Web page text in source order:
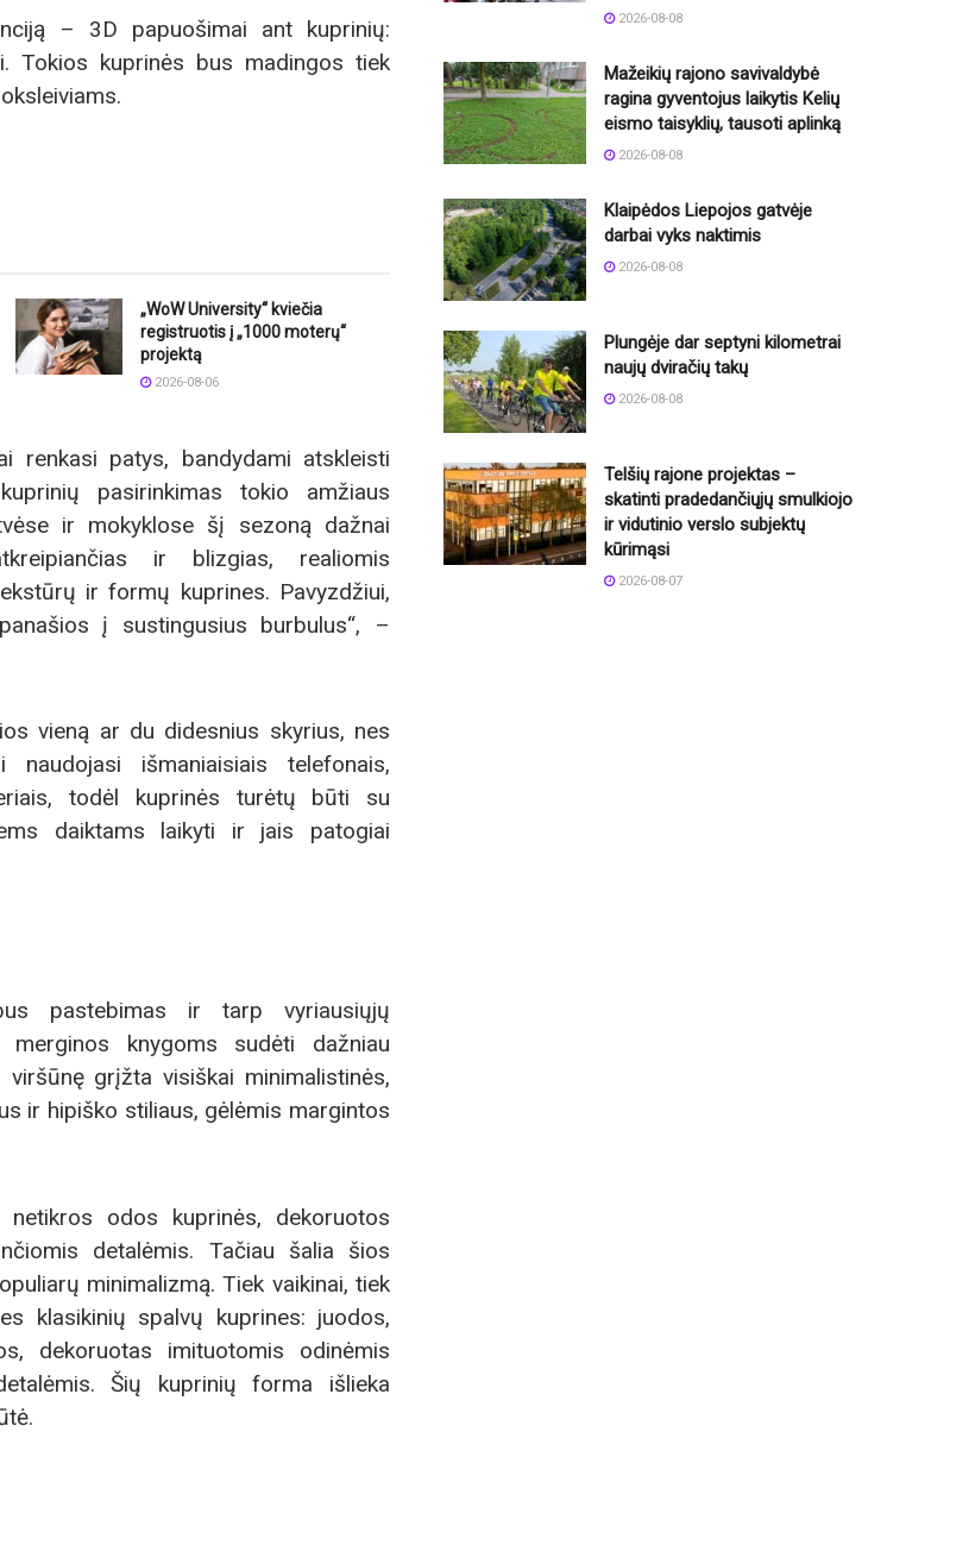
– 3D papuošimai ant kuprinių:
Tokios kuprinės bus madingos tiek
„WoW University“ kviečia
registruotis į „1000 moterų“
projektą
2026-08-06
renkasi patys, bandydami atskleisti
pasirinkimas tokio amžiaus
ir mokyklose šį sezoną dažnai
ir blizgias, realiomis
ir formų kuprines. Pavyzdžiui,
į sustingusius burbulus“, –
vieną ar du didesnius skyrius, nes
išmaniaisiais telefonais,
todėl kuprinės turėtų būti su
daiktams laikyti ir jais patogiai
pastebimas ir tarp vyriausiųjų
knygoms sudėti dažniau
grįžta visiškai minimalistinės,
ir hipiško stiliaus, gėlėmis margintos
odos kuprinės, dekoruotos
detalėmis. Tačiau šalia šios
minimalizmą. Tiek vaikinai, tiek
klasikinių spalvų kuprines: juodos,
dekoruotas imituotomis odinėmis
Šių kuprinių forma išlieka
2026-08-08
Mažeikių rajono savivaldybė
ragina gyventojus laikytis Kelių
eismo taisyklių, tausoti aplinką
2026-08-08
Klaipėdos Liepojos gatvėje
darbai vyks naktimis
2026-08-08
Plungėje dar septyni kilometrai
naujų dviračių takų
2026-08-08
Telšių rajone projektas –
skatinti pradedančiųjų smulkiojo
ir vidutinio verslo subjektų
kūrimąsi
2026-08-07